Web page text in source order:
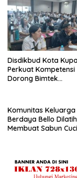
Disdikbud Kota
Perkuat Kompetensi
Dorong Bimtek
Komunitas Keluarga
Berdaya Bello Dilatih
Membuat Sabun Cuci